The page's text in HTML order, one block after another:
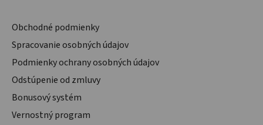
Obchodné podmienky
Spracovanie osobných údajov
Podmienky ochrany osobných údajov
Odstúpenie od zmluvy
Bonusový systém
Vernostný program